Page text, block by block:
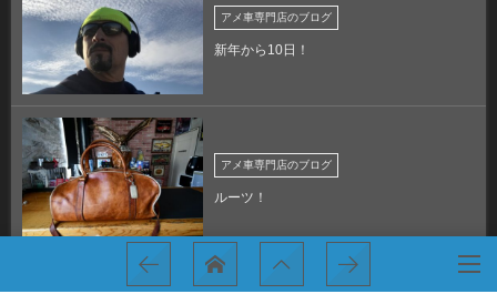
アメ車専門店のブログ
新年から10日！
アメ車専門店のブログ
ルーツ！